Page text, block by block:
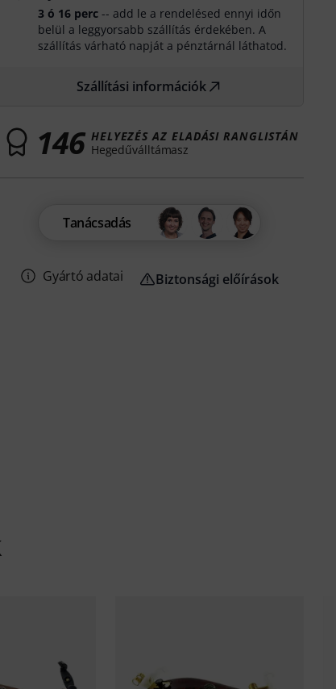
3 ó 16 perc -- add le a rendelésed ennyi időn
belül a leggyorsabb szállítás érdekében. A
szállítás várható napját a pénztárnál láthatod.
Szállítási információk
146 HELYEZÉS AZ ELADÁSI RANGLISTÁN
Hegedűválltámasz
Tanácsadás
Gyártó adatai Biztonsági előírások